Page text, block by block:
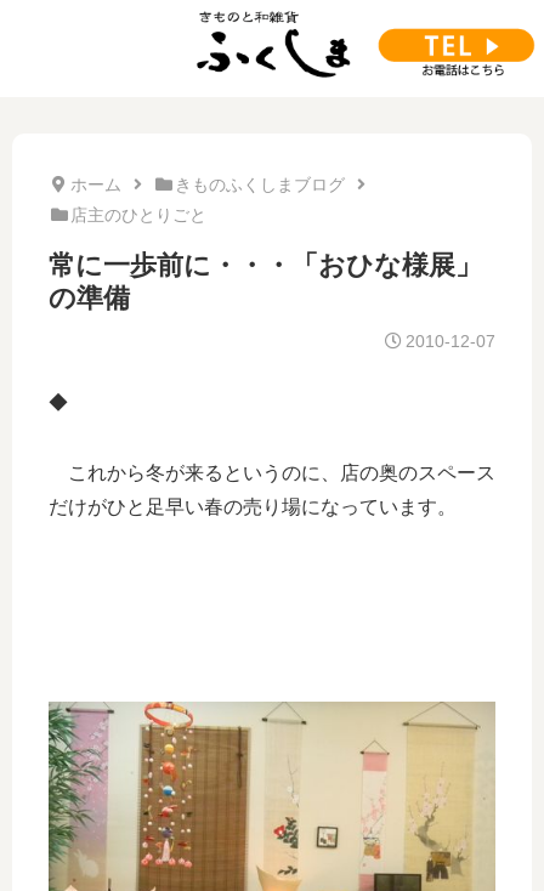
ホーム
きものふくしまブログ
店主のひとりごと
常に一歩前に・・・「おひな様展」
の準備
2010-12-07
◆
これから冬が来るというのに、店の奥のスペース
だけがひと足早い春の売り場になっています。